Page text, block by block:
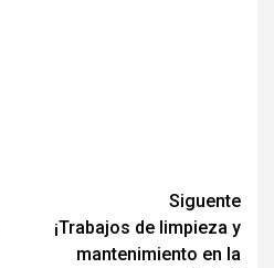
Siguente
¡Trabajos de limpieza y
mantenimiento en la